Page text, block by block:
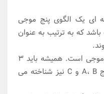
ای یک الگوی پنج موجی
5 موج داشته باشد که به ترتیب به عنوان
• موج اصلاحی یک الگوی سه موجی است. همیشه باید 3
موج داشته باشد که به عنوان موج A، B و C نیز شناخته می